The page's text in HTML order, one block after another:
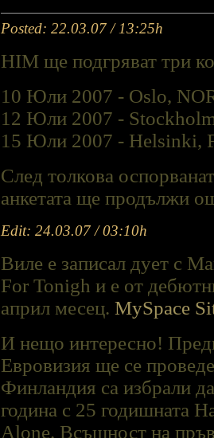
Posted: 22.03.07 / 13:25h
HIM ще подгряват три
10 Юли 2007 - Oslo,
12 Юли 2007 -
15 Юли 2007 - Helsinki,
След толкова
анкетата ще продължи
Edit: 24.03.07 / 03:10h
Виле е записал дует с
For Tonigh и е от
април месец. MySpace
И нещо интересно!
Евровизия ще се
Финландия са избрали
година с 25 годишната
Alone. Всъщност на